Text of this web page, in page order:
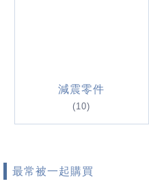
減震零件
(10)
最常被一起購買